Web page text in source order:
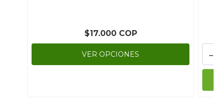
$17.000 COP
VER OPCIONES -